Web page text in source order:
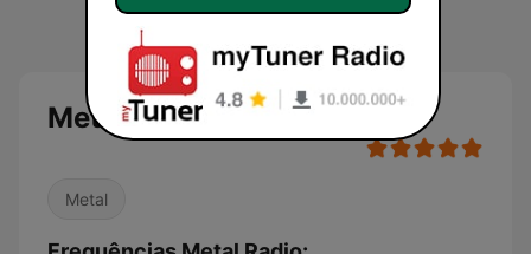
Metal Radio
Metal